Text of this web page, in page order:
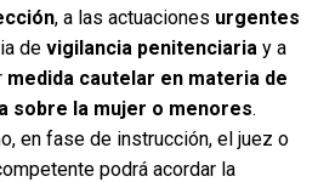
, a las actuaciones urgentes
de vigilancia penitenciaria y a
medida cautelar en materia de
sobre la mujer o menores.
en fase de instrucción, el juez o
podrá acordar la